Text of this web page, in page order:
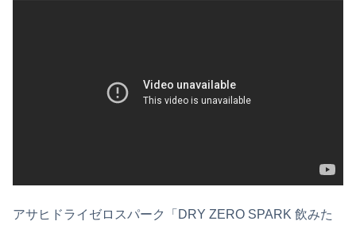
アサヒドライゼロスパーク「DRY ZERO SPARK 飲みた